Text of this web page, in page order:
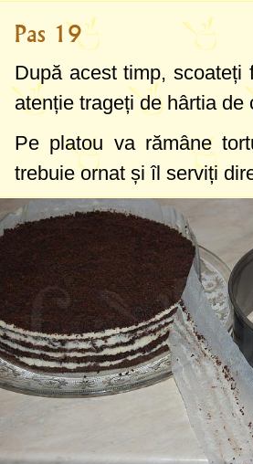
Pas 19
După acest timp, scoateți
atenție trageți de hârtia de
Pe platou va rămâne
trebuie ornat și îl serviți